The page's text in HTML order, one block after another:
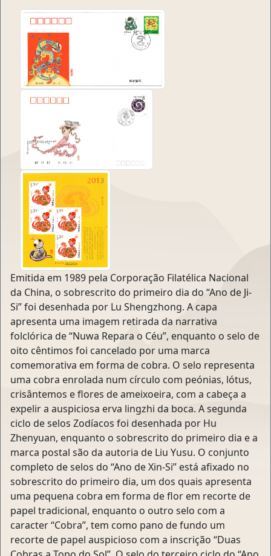
Emitida em 1989 pela Corporação Filatélica Nacional
da China, o sobrescrito do primeiro dia do “Ano de Ji-
Si” foi desenhada por Lu Shengzhong. A capa
apresenta uma imagem retirada da narrativa
folclórica de “Nuwa Repara o Céu”, enquanto o selo de
oito cêntimos foi cancelado por uma marca
comemorativa em forma de cobra. O selo representa
uma cobra enrolada num círculo com peónias, lótus,
crisântemos e flores de ameixoeira, com a cabeça a
expelir a auspiciosa erva lingzhi da boca. A segunda
ciclo de selos Zodíacos foi desenhada por Hu
Zhenyuan, enquanto o sobrescrito do primeiro dia e a
marca postal são da autoria de Liu Yusu. O conjunto
completo de selos do “Ano de Xin-Si” está afixado no
sobrescrito do primeiro dia, um dos quais apresenta
uma pequena cobra em forma de flor em recorte de
papel tradicional, enquanto o outro selo com a
caracter “Cobra”, tem como pano de fundo um
recorte de papel auspicioso com a inscrição “Duas